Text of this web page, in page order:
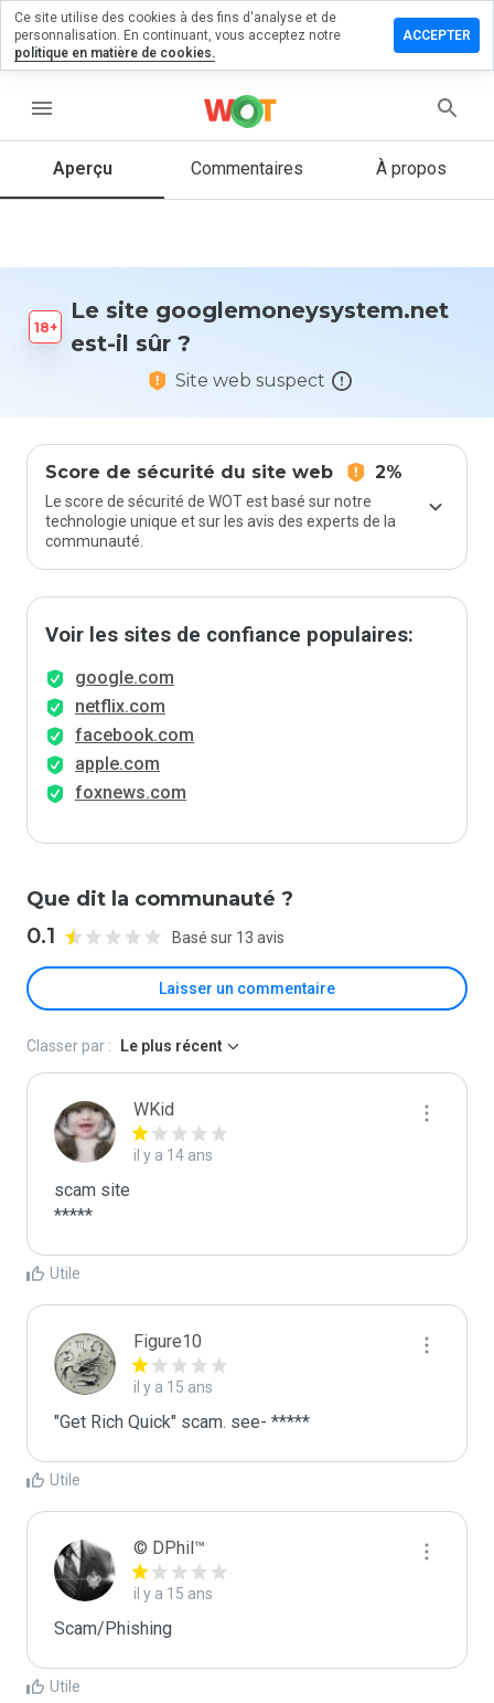
menu
Aperçu Commentaires À propos
Le site googlemoneysystem.net
est-il sûr ?
Site web suspect
Score de sécurité du site web 2%
Le score de sécurité de WOT est basé sur notre
technologie unique et sur les avis des experts de la
communauté.
Voir les sites de confiance populaires:
google.com
netflix.com
facebook.com
apple.com
foxnews.com
Que dit la communauté ?
0.1 Basé sur 13 avis
Laisser un commentaire
commentaire
Quelle
donneriez-
Classer par : Le plus récent
WKid
il y a 14 ans
scam site
*****
Utile
Figure10
il y a 15 ans
"Get Rich Quick" scam. see- *****
Utile
© DPhil™
il y a 15 ans
Scam/Phishing
Utile
Ce site utilise des cookies à des fins d'analyse et de
personnalisation. En continuant, vous acceptez notre
politique en matière de cookies.
ACCEPTER